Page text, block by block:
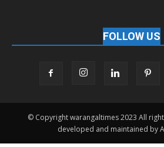
FOLLOW US
© Copyright warangaltimes 2023 All
developed and maintained by